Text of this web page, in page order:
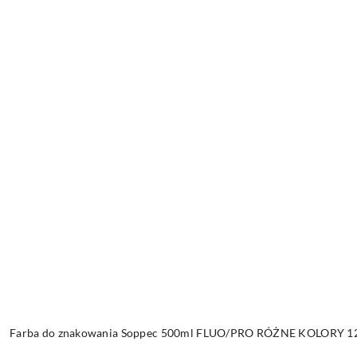
Farba do znakowania Soppec 500ml FLUO/PRO RÓŻNE KOLORY